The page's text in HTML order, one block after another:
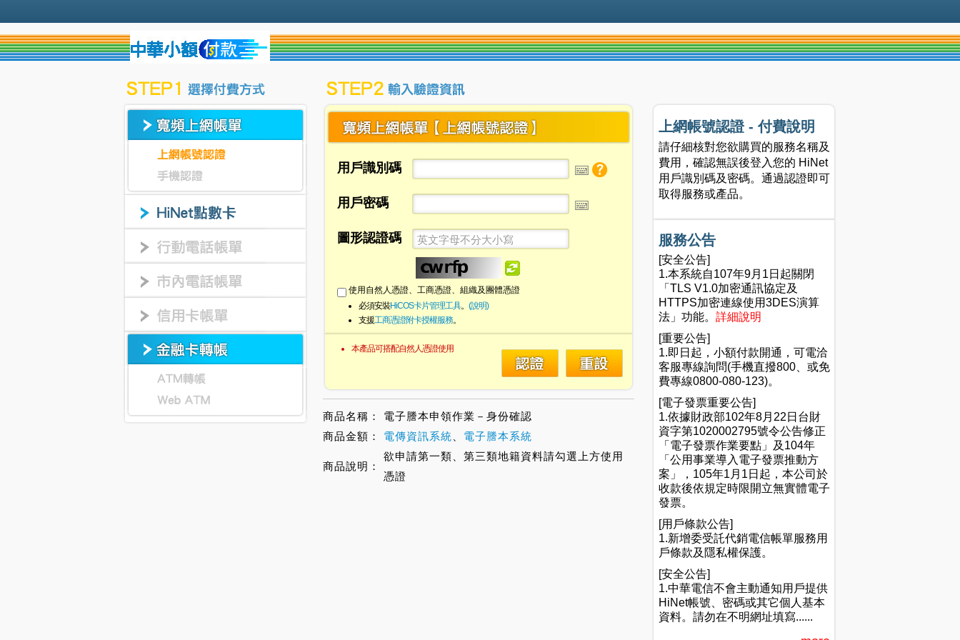
用戶識別碼
用戶密碼
圖形認證碼
使用自然人憑證、工商憑證、組織及團體憑證
必須安裝HiCOS卡片管理工具。 (說明)
支援工商憑證附卡授權服務。
本產品可搭配自然人憑證使用
商品名稱：
電子謄本申領作業－身份確認
商品金額：
電傳資訊系統 電子謄本系統
商品說明：
欲申請第一類、第三類地籍資料請勾選上方使用
憑證
上網帳號認證 - 付費說明
請仔細核對您欲購買的服務名稱及
費用，確認無誤後登入您的 HiNet
用戶識別碼及密碼。通過認證即可
取得服務或產品。
服務公告
[安全公告]
1.本系統自107年9月1日起關閉
「TLS V1.0加密通訊協定及
HTTPS加密連線使用3DES演算
法」功能。 詳細說明
[重要公告]
1.即日起，小額付款開通，可電洽
客服專線詢問(手機直撥800、或免
費專線0800-080-123)。
[電子發票重要公告]
1.依據財政部102年8月22日台財
資字第1020002795號令公告修正
「電子發票作業要點」及104年
「公用事業導入電子發票推動方
案」，105年1月1日起，本公司於
收款後依規定時限開立無實體電子
發票。
[用戶條款公告]
1.新增委受託代銷電信帳單服務用
戶條款及隱私權保護。
[安全公告]
1.中華電信不會主動通知用戶提供
HiNet帳號、密碼或其它個人基本
資料。請勿在不明網址填寫......